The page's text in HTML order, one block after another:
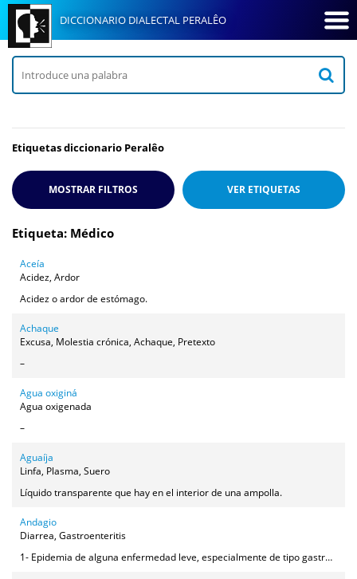
DICCIONARIO DIALECTAL PERALÊO
Etiquetas diccionario Peralêo
MOSTRAR FILTROS VER ETIQUETAS
Etiqueta: Médico
Aceía
Acidez, Ardor
Acidez o ardor de estómago.
Achaque
Excusa, Molestia crónica, Achaque, Pretexto
–
Agua oxiginá
Agua oxigenada
–
Aguaíja
Linfa, Plasma, Suero
Líquido transparente que hay en el interior de una ampolla.
Andagio
Diarrea, Gastroenteritis
1- Epidemia de alguna enfermedad leve, especialmente de tipo gastrointestinal. 2- Diarrea.